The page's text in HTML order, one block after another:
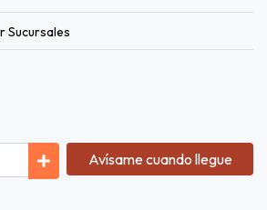
Sucursales
Avísame cuando llegue